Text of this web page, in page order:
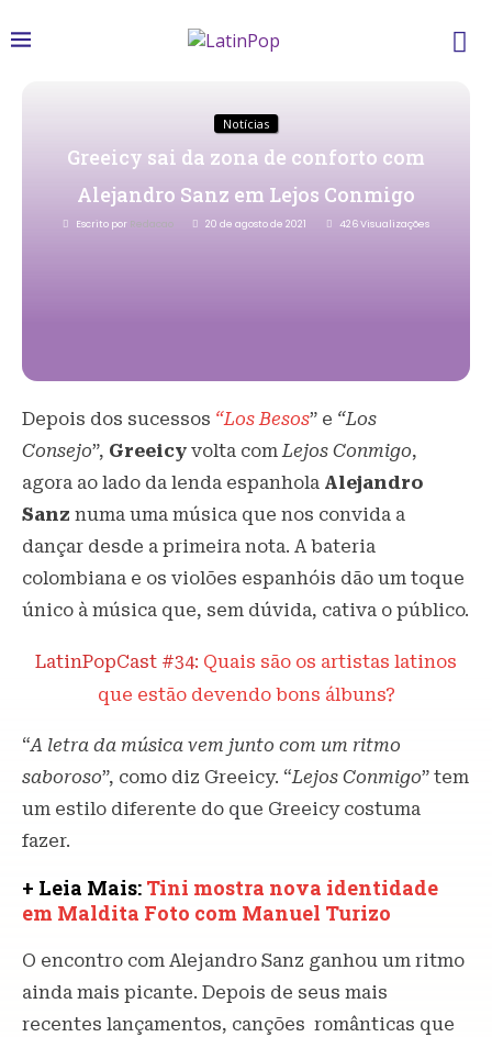
Notícias
Greeicy sai da zona de conforto com
Alejandro Sanz em Lejos Conmigo
Escrito por Redacao 20 de agosto de 2021 426Visualizações
Depois dos sucessos “Los Besos” e “Los
Consejo”, Greeicy volta comLejos Conmigo,
agora ao lado da lenda espanhola Alejandro
Sanz numa uma música que nos convida a
dançar desde a primeira nota. A bateria
colombiana e os violões espanhóis dão um toque
único à música que, sem dúvida, cativa o público.
LatinPopCast #34: Quais são os artistas latinos
que estão devendo bons álbuns?
“A letra da música vem junto com um ritmo
saboroso”, como diz Greeicy. “Lejos Conmigo” tem
um estilo diferente do que Greeicy costuma
fazer.
+ Leia Mais: Tini mostra nova identidade
em Maldita Foto com Manuel Turizo
O encontro com Alejandro Sanz ganhou um ritmo
ainda mais picante. Depois de seus mais
recentes lançamentos, canções românticas que